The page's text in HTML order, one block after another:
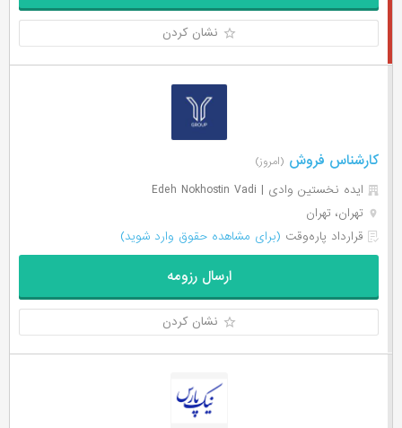
نشان کردن
کارشناس فروش (امروز)
ایده نخستین وادی | Edeh Nokhostin Vadi
تهران، تهران
قرارداد پاره‌وقت (برای مشاهده حقوق وارد شوید)
ارسال رزومه
نشان کردن